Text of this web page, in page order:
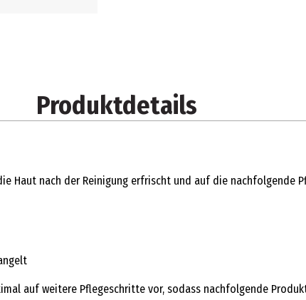
Produktdetails
Haut nach der Reinigung erfrischt und auf die nachfolgende
auf weitere Pflegeschritte vor, sodass nachfolgende